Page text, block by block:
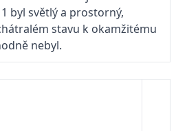
byl světlý a prostorný,
stavu k okamžitému
nebyl.